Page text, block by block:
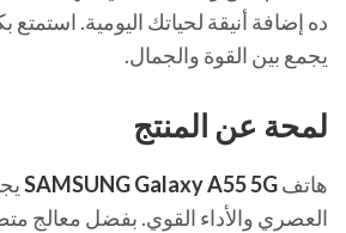
ده إضافة أنيقة لحياتك اليومية.
يجمع بين القوة والجمال.
لمحة عن المنتج
هاتفSAMSUNG Galaxy A55 5G
العصري والأداء القوي. بفضل معالج